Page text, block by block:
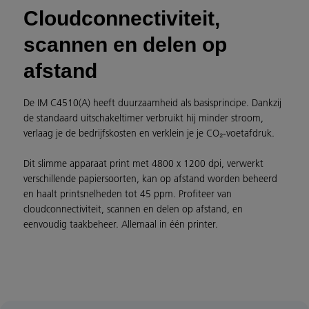
Cloudconnectiviteit,
scannen en delen op
afstand
De IM C4510(A) heeft duurzaamheid als basisprincipe. Dankzij
de standaard uitschakeltimer verbruikt hij minder stroom,
verlaag je de bedrijfskosten en verklein je je CO₂-voetafdruk.
Dit slimme apparaat print met 4800 x 1200 dpi, verwerkt
verschillende papiersoorten, kan op afstand worden beheerd
en haalt printsnelheden tot 45 ppm. Profiteer van
cloudconnectiviteit, scannen en delen op afstand, en
eenvoudig taakbeheer. Allemaal in één printer.